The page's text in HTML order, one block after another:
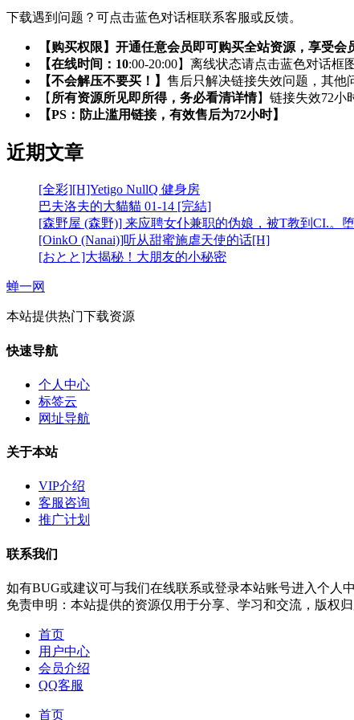
下载遇到问题？可点击蓝色对话框联系客服或反馈。
【购买权限】开通任意会员即可购买全站资源，享受
【在线时间：10:00-20:00】离线状态请点击蓝色对话框
【不会解压不要买！】 售后只解决链接失效问题，其他
【 所有资源所见即所得，务必看清详情】链接失效72小
【PS：防止滥用链接，有效售后为72小时】
近期文章
[全彩][H]Yetigo NullQ 健身房
巴夫洛夫的大貓貓 01-14 [完結]
[森野屋 (森野)] 来应聘女仆兼职的伪娘，被T教到CI.。
[OinkO (Nanai)]听从甜蜜施虐天使的话[H]
[おとと]大揭秘！大朋友的小秘密
蝉一网
本站提供热门下载资源
快速导航
个人中心
标签云
网址导航
关于本站
VIP介绍
客服咨询
推广计划
联系我们
如有BUG或建议可与我们在线联系或登录本站账号进入个人中
免责申明：本站提供的资源仅用于分享、学习和交流，版权
首页
用户中心
会员介绍
QQ客服
首页